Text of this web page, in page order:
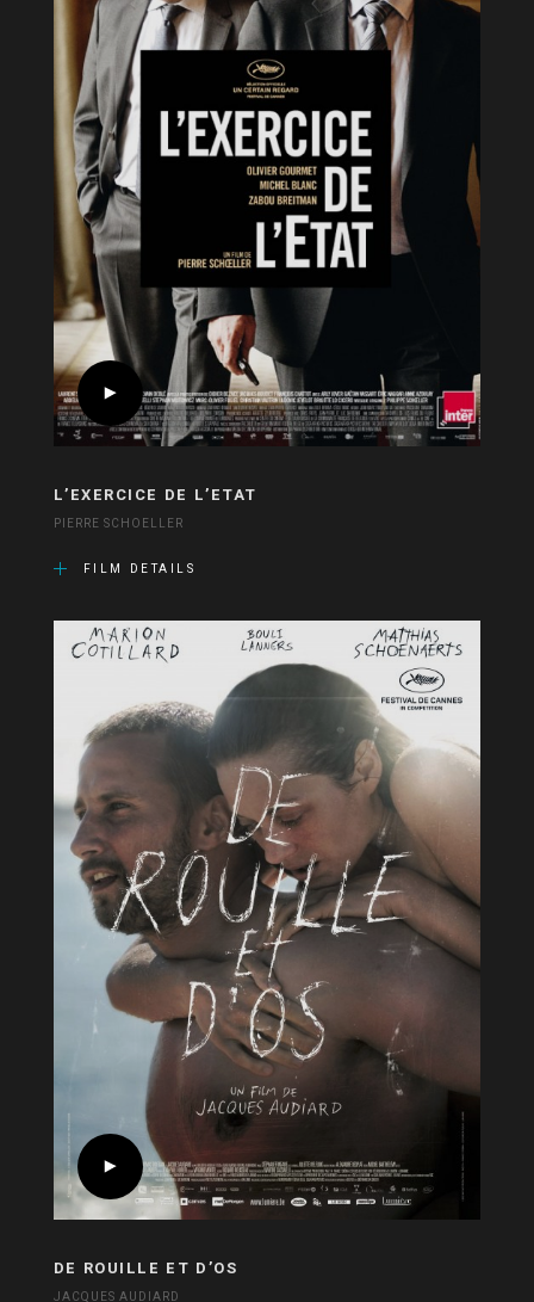
L’EXERCICE DE L’ETAT
PIERRE SCHOELLER
FILM DETAILS
DE ROUILLE ET D’OS
JACQUES AUDIARD